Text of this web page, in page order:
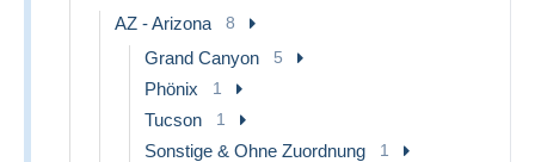
AZ - Arizona 8
Grand Canyon 5
Phönix 1
Tucson 1
Sonstige & Ohne Zuordnung 1